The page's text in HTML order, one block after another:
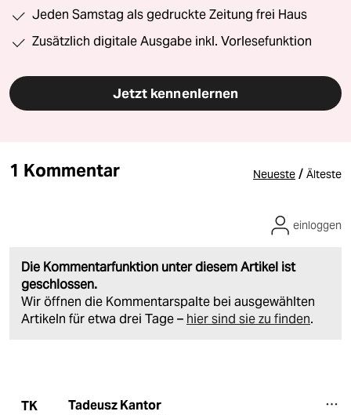
Jeden Samstag als gedruckte Zeitung frei Haus
Zusätzlich digitale Ausgabe inkl. Vorlesefunktion
Jetzt kennenlernen
1 Kommentar Neueste / Älteste
Die Kommentarfunktion unter diesem Artikel ist
geschlossen.
Wir öffnen die Kommentarspalte bei ausgewählten
Artikeln für etwa drei Tage – hier sind sie zu finden.
einloggen
TK Tadeusz Kantor